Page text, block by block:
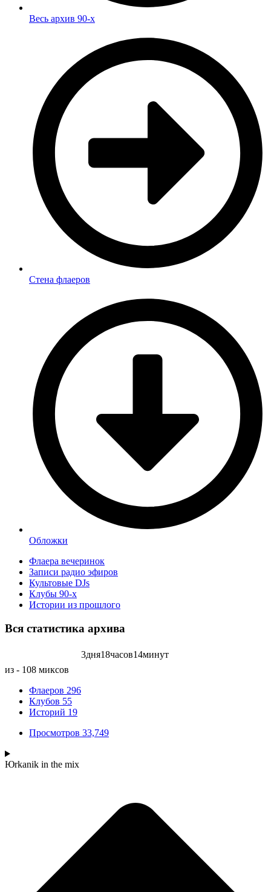
Весь архив 90-х
Стена флаеров
Обложки
Флаера вечеринок
Записи радио эфиров
Культовые DJs
Клубы 90-х
Истории из прошлого
Вся статистика архива
3дня18часов14минут
из - 108 миксов
Флаеров 296
Клубов 55
Историй 19
Просмотров 33,749
Юrkanik in the mix